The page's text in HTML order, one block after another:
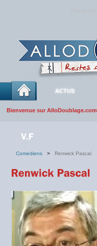
ACTUS
Bienvenue sur AlloDoublage.com
Comediens > Renwick Pascal